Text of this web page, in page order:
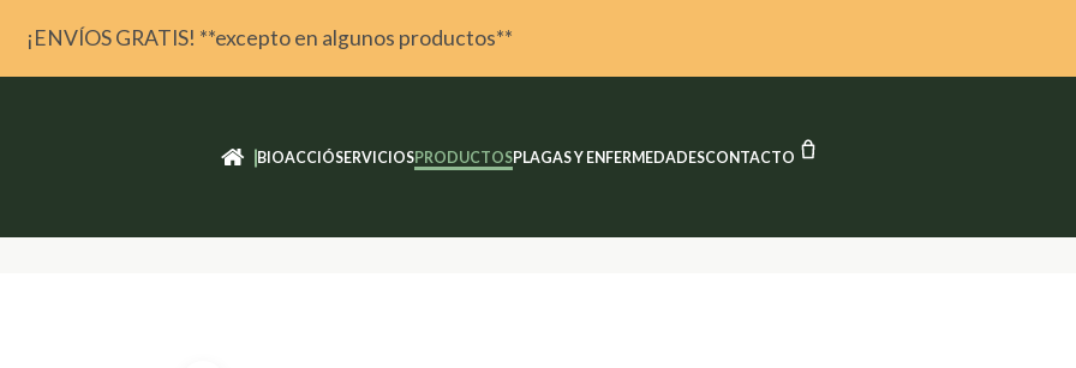
¡ENVÍOS GRATIS! **excepto en algunos productos**
I BIOACCIÓSERVICIOSPRODUCTOSPLAGAS Y ENFERMEDADESCONTACTO